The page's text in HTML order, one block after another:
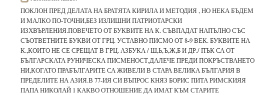
ПОКЛОН ПРЕД ДЕЛАТА НА БРАТЯТА КИРИЛА И МЕТОДИЯ , НО НЕКА БЪДЕМ
И МАЛКО ПО-ТОЧНИ,БЕЗ ИЗЛИШНИ ПАТРИОТАРСКИ
ИЗХВЪРЛЕНИЯ.ПОВЕЧЕТО ОТ БУКВИТЕ НА К. СЪВПАДАТ НАПЪЛНО СЪС
СЪОТВЕТНИТЕ БУКВИ ОТ ГРЦ. УСТАВНО ПИСМО ОТ 8-9 ВЕК. БУКВИТЕ НА
К.,КОИТО НЕ СЕ СРЕЩАТ В ГРЦ. АЗБУКА / Ш,Ь,Ъ,Ж,Б И ДР./ ПЪК СА ОТ
БЪЛГАРСКАТА РУНИЧЕСКА ПИСМЕНОСТ,ДАЛЕЧЕ ПРЕДИ ПОКРЪСТВАНЕТО
НИ,КОГАТО ПРАБЪЛГАРИТЕ СА ЖИВЕЛИ В СТАРА ВЕЛИКА БЪЛГАРИЯ В
ПРЕДЕЛИТЕ НА АЗИЯ.В 77-ИЯ СИ ВЪПРОС КНЯЗ БОРИС ПИТА РИМСКИЯЯ
ПАПА НИКОЛАЙ 1 КАКВО ОТНОШЕНИЕ ДА ИМАТ КЪМ СТАРИТЕ